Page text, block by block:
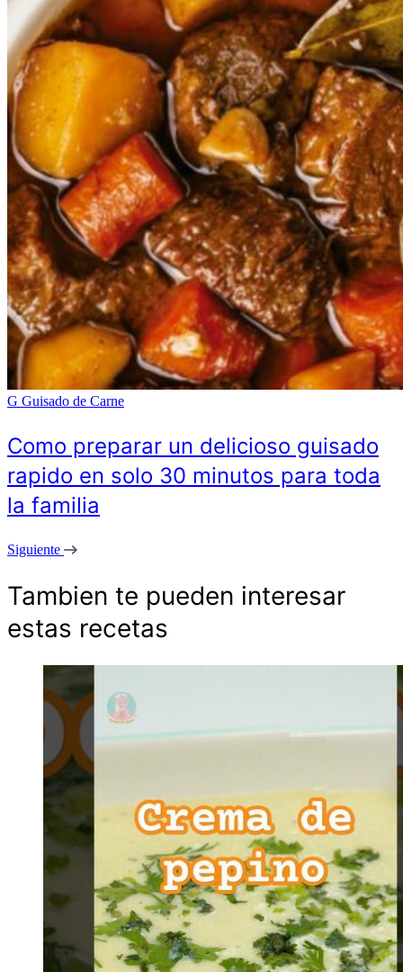
G Guisado de Carne
Como preparar un delicioso guisado
rapido en solo 30 minutos para toda
la familia
Siguiente
Tambien te pueden interesar
estas recetas